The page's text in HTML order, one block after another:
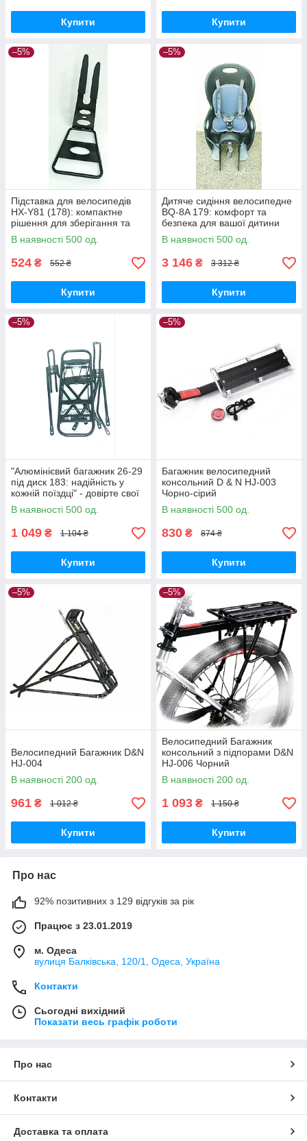
Купити Купити
–5%
Підставка для велосипедів
HX-Y81 (178): компактне
рішення для зберігання та
економії простору
В наявності 500 од.
524 ₴ 552 ₴
Купити
–5%
Дитяче сидіння велосипедне
BQ-8A 179: комфорт та
безпека для вашої дитини
В наявності 500 од.
3 146 ₴ 3 312 ₴
Купити
–5%
"Алюмінієвий багажник 26-29
під диск 183: надійність у
кожній поїздці" - довірте свої
вантажі цьому надійному
аксесуару.
В наявності 500 од.
1 049 ₴ 1 104 ₴
Купити
–5%
Багажник велосипедний
консольний D & N HJ-003
Чорно-сірий
В наявності 500 од.
830 ₴ 874 ₴
Купити
–5%
Велосипедний Багажник D&N
HJ-004
В наявності 200 од.
961 ₴ 1 012 ₴
Купити
–5%
Велосипедний Багажник
консольний з підпорами D&N
HJ-006 Чорний
В наявності 200 од.
1 093 ₴ 1 150 ₴
Купити
Про нас
92% позитивних з 129 відгуків за рік
Працює з 23.01.2019
м. Одеса
вулиця Балківська, 120/1, Одеса, Україна
Контакти
Сьогодні вихідний
Показати весь графік роботи
Про нас
Контакти
Доставка та оплата